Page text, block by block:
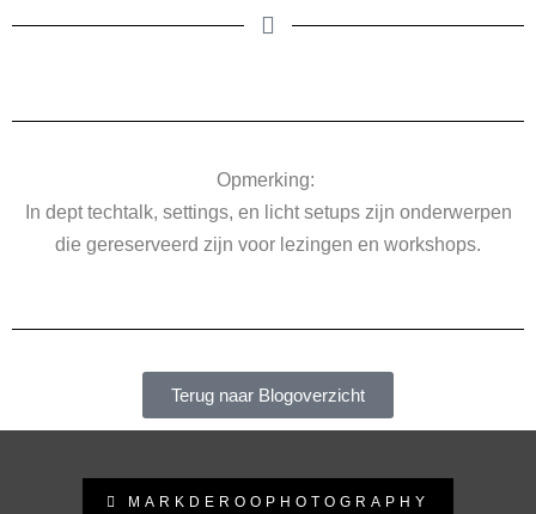
Opmerking:
In dept techtalk, settings, en licht setups zijn onderwerpen
die gereserveerd zijn voor lezingen en workshops.
Terug naar Blogoverzicht
MARKDEROOPHOTOGRAPHY